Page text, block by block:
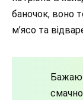
баночок, воно
м’ясо та
Бажаю